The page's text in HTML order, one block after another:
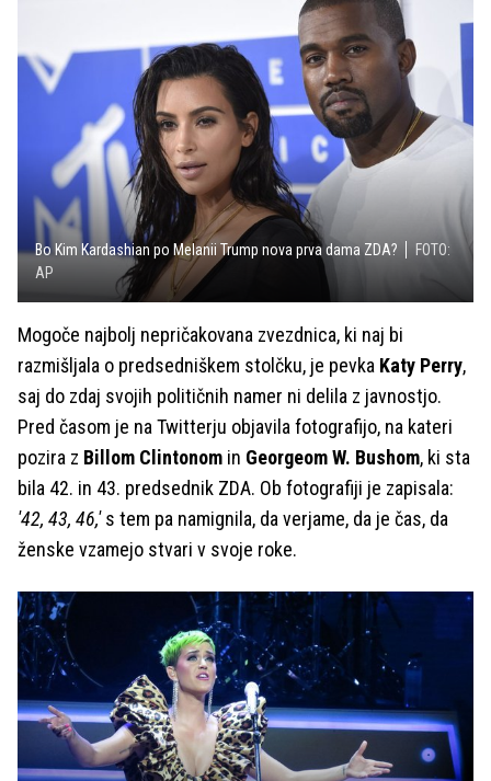
Bo Kim Kardashian po Melanii Trump nova prva dama ZDA?
FOTO:
AP
Mogoče najbolj nepričakovana zvezdnica, ki naj bi
razmišljala o predsedniškem stolčku, je pevka Katy Perry,
saj do zdaj svojih političnih namer ni delila z javnostjo.
Pred časom je na Twitterju objavila fotografijo, na kateri
pozira z Billom Clintonom in Georgeom W. Bushom, ki sta
bila 42. in 43. predsednik ZDA. Ob fotografiji je zapisala:
'42, 43, 46,'s tem pa namignila, da verjame, da je čas, da
ženske vzamejo stvari v svoje roke.